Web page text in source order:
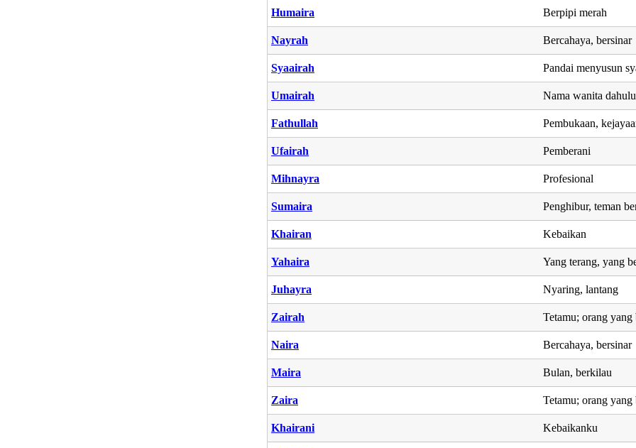
Humaira Berpipi merah
Nayrah Bercahaya, bersinar
Syaairah Pandai menyusun
Umairah Nama wanita dahulu
Fathullah Pembukaan,
Ufairah Pemberani
Mihnayra Profesional
Sumaira Penghibur, teman
Khairan Kebaikan
Yahaira Yang terang, yang
Juhayra Nyaring, lantang
Zairah Tetamu; orang yang
Naira Bercahaya, bersinar
Maira Bulan, berkilau
Zaira Tetamu; orang yang
Khairani Kebaikanku